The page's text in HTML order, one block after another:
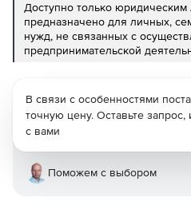
Доступно только
предназначено для личных,
нужд, не связанных с
предпринимательской
В связи с особенностями
точную цену. Оставьте
с вами
Поможем с выбором